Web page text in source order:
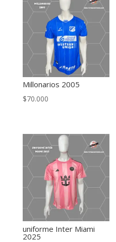
Millonarios 2005
$70.000
uniforme Inter Miami
2025